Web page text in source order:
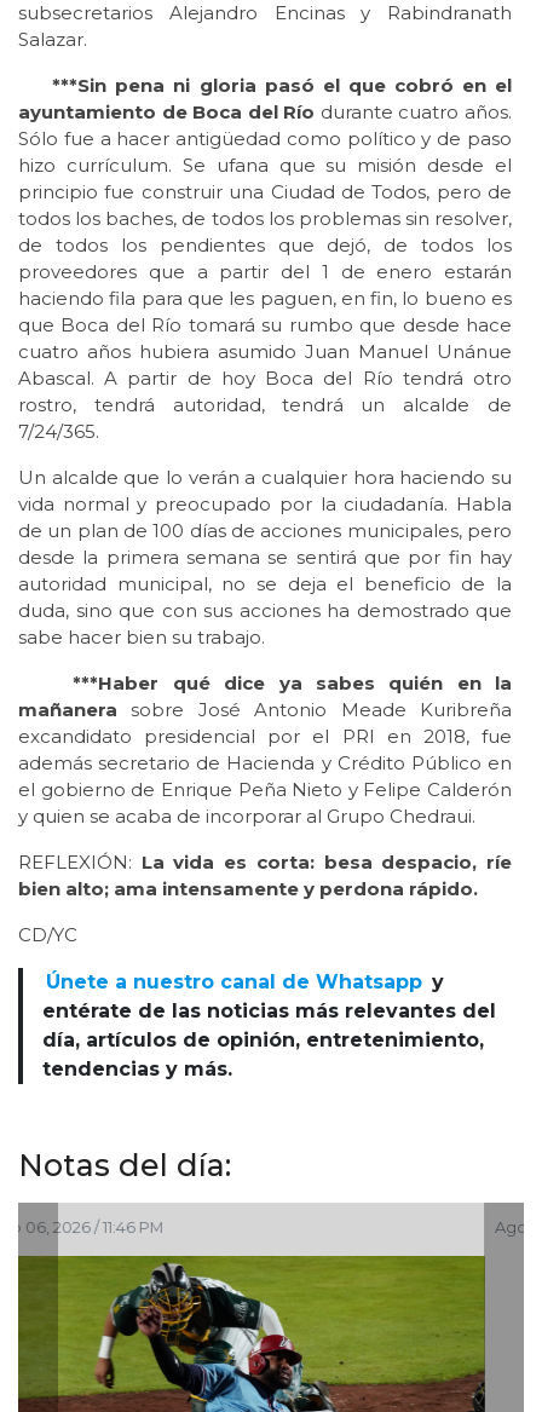
subsecretarios Alejandro Encinas y Rabindranath
Salazar.
***Sin pena ni gloria pasó el que cobró en el
ayuntamiento de Boca del Río durante cuatro años.
Sólo fue a hacer antigüedad como político y de paso
hizo currículum. Se ufana que su misión desde el
principio fue construir una Ciudad de Todos, pero de
todos los baches, de todos los problemas sin resolver,
de todos los pendientes que dejó, de todos los
proveedores que a partir del 1 de enero estarán
haciendo fila para que les paguen, en fin, lo bueno es
que Boca del Río tomará su rumbo que desde hace
cuatro años hubiera asumido Juan Manuel Unánue
Abascal. A partir de hoy Boca del Río tendrá otro
rostro, tendrá autoridad, tendrá un alcalde de
7/24/365.
Un alcalde que lo verán a cualquier hora haciendo su
vida normal y preocupado por la ciudadanía. Habla
de un plan de 100 días de acciones municipales, pero
desde la primera semana se sentirá que por fin hay
autoridad municipal, no se deja el beneficio de la
duda, sino que con sus acciones ha demostrado que
sabe hacer bien su trabajo.
***Haber qué dice ya sabes quién en la
mañanerasobre José Antonio Meade Kuribreña
excandidato presidencial por el PRI en 2018, fue
además secretario de Hacienda y Crédito Público en
el gobierno de Enrique Peña Nieto y Felipe Calderón
y quien se acaba de incorporar al Grupo Chedraui.
REFLEXIÓN: La vida es corta: besa despacio, ríe
bien alto; ama intensamente y perdona rápido.
CD/YC
Únete a nuestro canal de Whatsapp y
entérate de las noticias más relevantes del
día, artículos de opinión, entretenimiento,
tendencias y más.
Notas del día:
Ago 06, 2026 / 10:43 PM